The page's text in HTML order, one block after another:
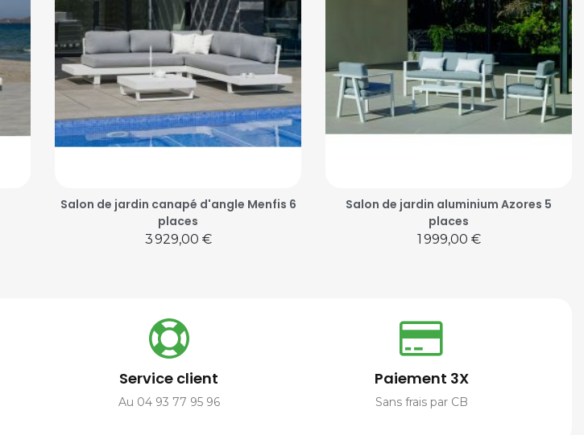
Salon de jardin canapé d'angle Menfis 6
places
Prix
3 929,00 €
Salon de jardin aluminium Azores 5
places
Prix
1 999,00 €
Service client
Au 04 93 77 95 96
Paiement 3X
Sans frais par CB